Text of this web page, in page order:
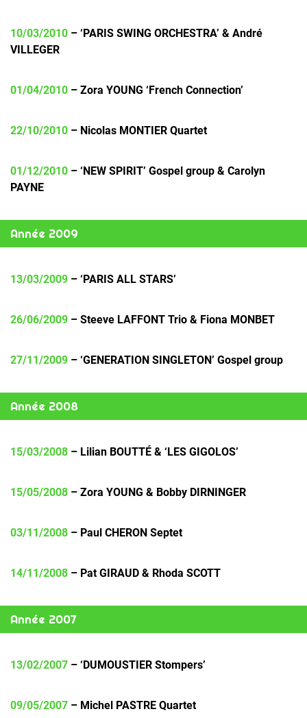
10/03/2010 – ‘PARIS SWING ORCHESTRA’ & André
VILLEGER
01/04/2010 – Zora YOUNG ‘French Connection’
22/10/2010 – Nicolas MONTIER Quartet
01/12/2010 – ‘NEW SPIRIT’ Gospel group & Carolyn
PAYNE
Année 2009
13/03/2009 – ‘PARIS ALL STARS’
26/06/2009 – Steeve LAFFONT Trio & Fiona MONBET
27/11/2009 – ‘GENERATION SINGLETON’ Gospel group
Année 2008
15/03/2008 – Lilian BOUTTÉ & ‘LES GIGOLOS’
15/05/2008 – Zora YOUNG & Bobby DIRNINGER
03/11/2008 – Paul CHERON Septet
14/11/2008 – Pat GIRAUD & Rhoda SCOTT
Année 2007
13/02/2007 – ‘DUMOUSTIER Stompers’
09/05/2007 – Michel PASTRE Quartet